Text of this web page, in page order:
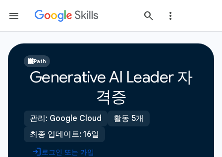
Path
Generative AI Leader 자
격증
관리: Google Cloud
활동 5개
최종 업데이트: 16일
로그인 또는 가입